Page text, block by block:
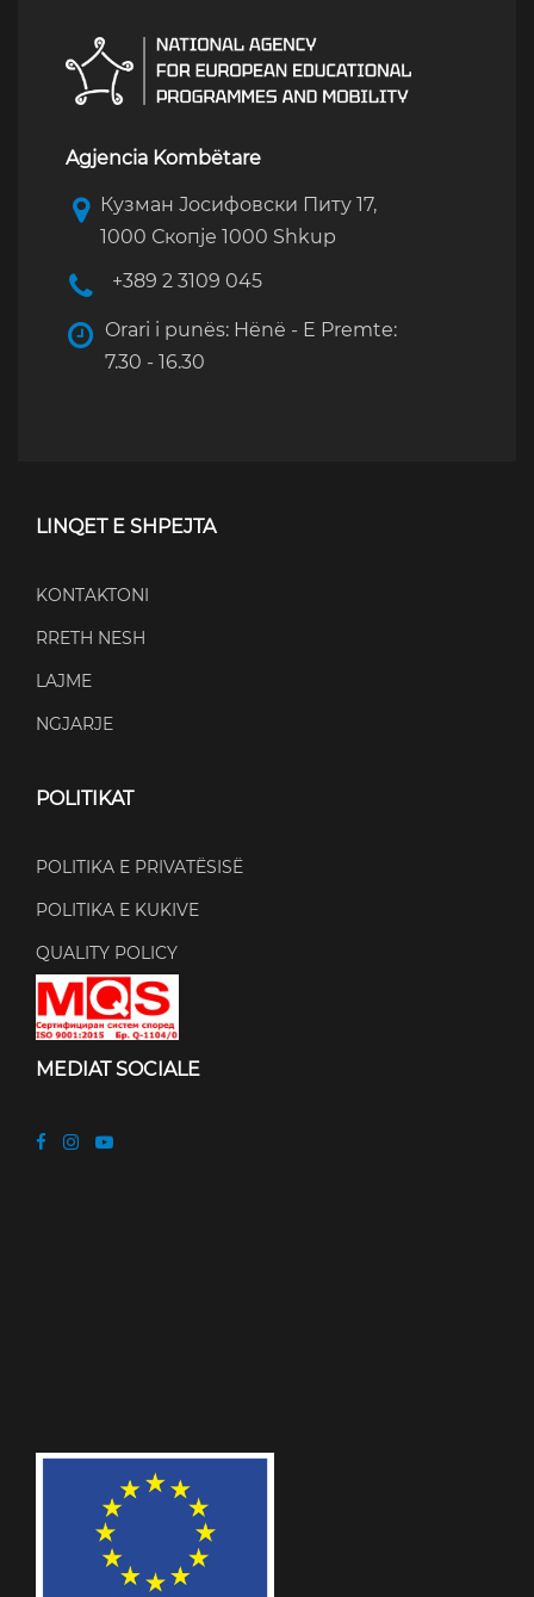
Agjencia Kombëtare
Кузман Јосифовски Питу 17,
1000 Скопје 1000 Shkup
+389 2 3109 045
Orari i punës: Hënë - E Premte:
7.30 - 16.30
LINQET E SHPEJTA
KONTAKTONI
RRETH NESH
LAJME
NGJARJE
POLITIKAT
POLITIKA E PRIVATËSISË
POLITIKA E KUKIVE
QUALITY POLICY
MEDIAT SOCIALE